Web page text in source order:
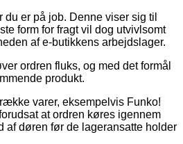
er på job. Denne viser sig til
form for fragt vil dog utvivlsomt
af e-butikkens arbejdslager.
ordren fluks, og med det formål
produkt.
varer, eksempelvis Funko!
at ordren køres igennem
af døren før de lageransatte holder